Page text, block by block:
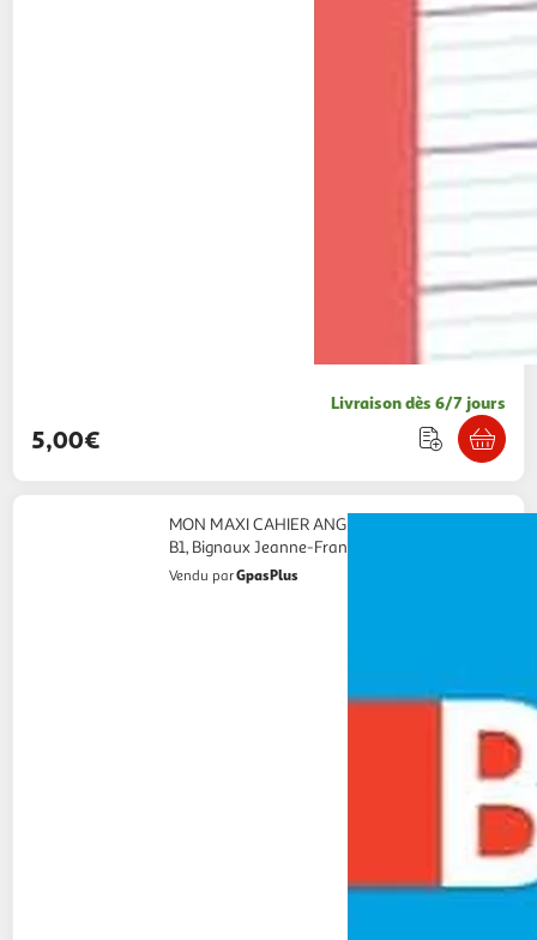
Livraison dès 6/7 jours
5,00€
MON MAXI CAHIER ANGLAIS 6E, 5E, 4E, 3E A1-
B1, Bignaux Jeanne-France
Vendu parGpasPlus